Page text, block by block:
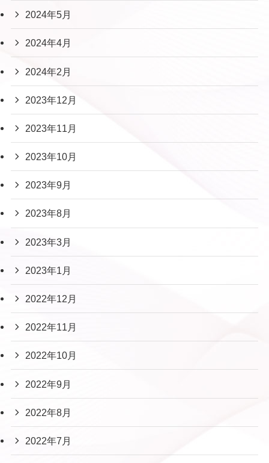
2024年5月
2024年4月
2024年2月
2023年12月
2023年11月
2023年10月
2023年9月
2023年8月
2023年3月
2023年1月
2022年12月
2022年11月
2022年10月
2022年9月
2022年8月
2022年7月